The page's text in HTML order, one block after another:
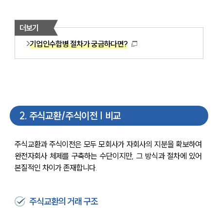
더보기
기업인수합병 절차가 궁금하다면?
2. 주식교환/주식이전 | 비교
주식교환과 주식이전은 모두 모회사가 자회사의 지분을 확보하여
완전자회사 체제를 구축하는 수단이지만, 그 방식과 절차에 있어
본질적인 차이가 존재합니다.
주식교환의 거래 구조